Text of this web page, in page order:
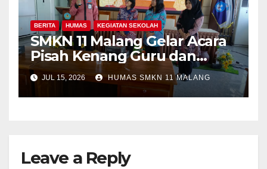
BERITA HUMAS KEGIATAN SEKOLAH
SMKN 11 Malang Gelar Acara
Pisah Kenang Guru dan
Tenaga Kependidikan yang
Purna Tugas dan Mutasi
Tugas
JUL 15, 2026 HUMAS SMKN 11 MALANG
Leave a Reply